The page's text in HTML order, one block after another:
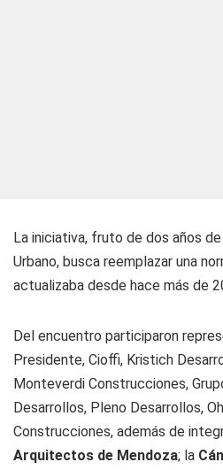
La iniciativa, fruto de dos años
Urbano, busca reemplazar una
actualizaba desde hace más de
Del encuentro participaron
Presidente, Cioffi, Kristich
Monteverdi Construcciones,
Desarrollos, Pleno Desarrollos,
Construcciones, además de
Arquitectos de Mendoza; la